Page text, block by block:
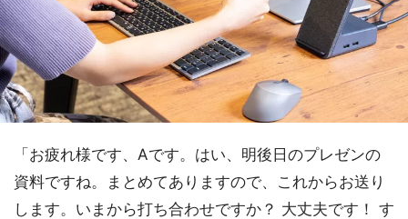
「お疲れ様です、Aです。はい、明後日のプレゼンの
資料ですね。まとめてありますので、これからお送り
します。いまから打ち合わせですか？ 大丈夫です！ す